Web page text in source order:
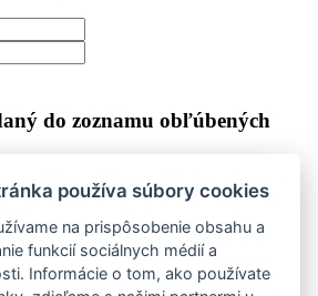
do zoznamu obľúbených
Zobraziť zoznam obľúbených
do košíku
z dostupných veľkostí produktu pre
používa súbory cookies
na prispôsobenie obsahu a
funkcií sociálnych médií a
Informácie o tom, ako používate